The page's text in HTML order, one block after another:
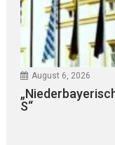
August 6, 2026
S“